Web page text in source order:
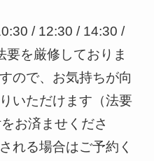
/ 12:30 / 14:30 /
要を厳修しておりま
ので、お気持ちが向
いただけます（法要
お済ませくださ
れる場合はご予約く